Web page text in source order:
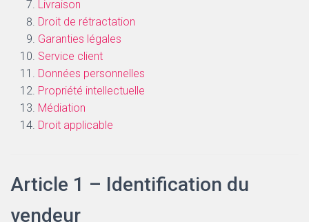
Livraison
Droit de rétractation
Garanties légales
Service client
Données personnelles
Propriété intellectuelle
Médiation
Droit applicable
Article 1 – Identification du
vendeur